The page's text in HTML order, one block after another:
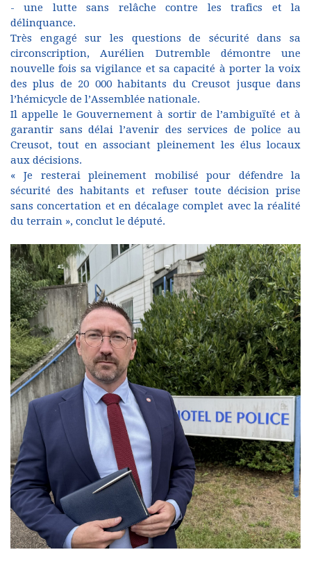
- une lutte sans relâche contre les trafics et la
délinquance.
Très engagé sur les questions de sécurité dans sa
circonscription, Aurélien Dutremble démontre une
nouvelle fois sa vigilance et sa capacité à porter la voix
des plus de 20 000 habitants du Creusot jusque dans
l’hémicycle de l’Assemblée nationale.
Il appelle le Gouvernement à sortir de l’ambiguïté et à
garantir sans délai l’avenir des services de police au
Creusot, tout en associant pleinement les élus locaux
aux décisions.
« Je resterai pleinement mobilisé pour défendre la
sécurité des habitants et refuser toute décision prise
sans concertation et en décalage complet avec la réalité
du terrain », conclut le député.